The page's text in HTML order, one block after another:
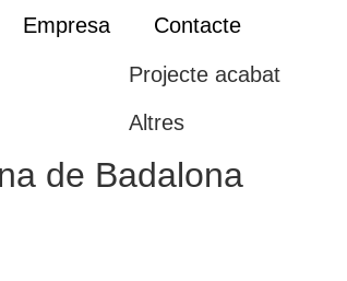
Empresa Contacte
Projecte acabat
Altres
de Badalona